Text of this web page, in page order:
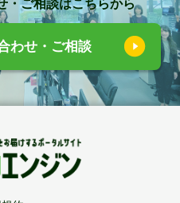
・ご相談はこちらから
わせ・ご相談